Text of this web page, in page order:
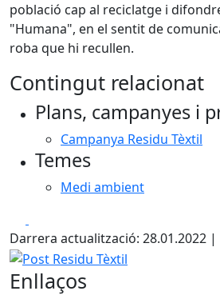
població cap al reciclatge i
"Humana", en el sentit de
roba que hi recullen.
Contingut relacionat
Plans, campanyes i
Campanya Residu Tèxtil
Temes
Medi ambient
Darrera actualització: 28.01.2022 |
Post Residu Tèxtil
Enllaços